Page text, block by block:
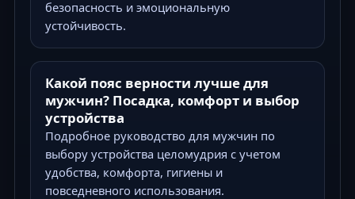
безопасность и эмоциональную
устойчивость.
Какой пояс верности лучше для
мужчин? Посадка, комфорт и выбор
устройства
Подробное руководство для мужчин по
выбору устройства целомудрия с учетом
удобства, комфорта, гигиены и
повседневного использования.